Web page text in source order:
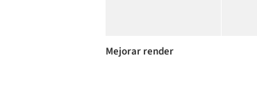
Mejorar render